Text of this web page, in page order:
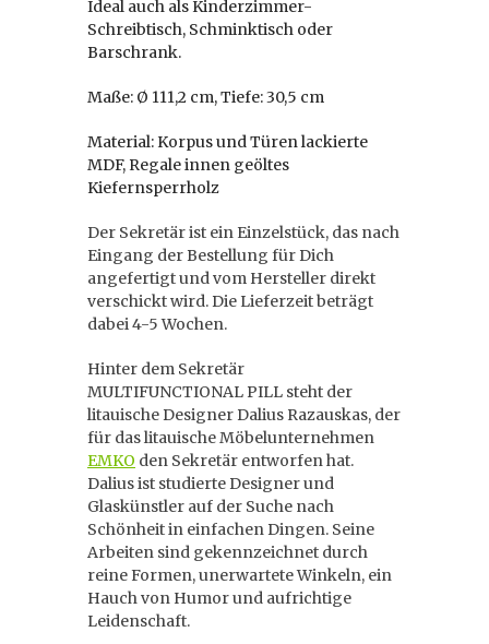
Ideal auch als Kinderzimmer-
Schreibtisch, Schminktisch oder
Barschrank.
Maße: Ø 111,2 cm, Tiefe: 30,5 cm
Material: Korpus und Türen lackierte
MDF, Regale innen geöltes
Kiefernsperrholz
Der Sekretär ist ein Einzelstück, das nach
Eingang der Bestellung für Dich
angefertigt und vom Hersteller direkt
verschickt wird. Die Lieferzeit beträgt
dabei 4-5 Wochen.
Hinter dem Sekretär
MULTIFUNCTIONAL PILL steht der
litauische Designer Dalius Razauskas, der
für das litauische Möbelunternehmen
EMKO den Sekretär entworfen hat.
Dalius ist studierte Designer und
Glaskünstler auf der Suche nach
Schönheit in einfachen Dingen. Seine
Arbeiten sind gekennzeichnet durch
reine Formen, unerwartete Winkeln, ein
Hauch von Humor und aufrichtige
Leidenschaft.